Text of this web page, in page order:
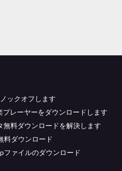
ックオフします
レーヤーをダウンロードします
料ダウンロードを解決します
料ダウンロード
ファイルのダウンロード